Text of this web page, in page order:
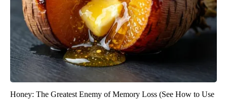
Honey: The Greatest Enemy of Memory Loss (See How to Use